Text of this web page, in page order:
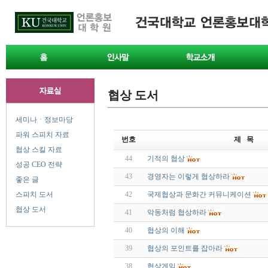
세미나ㆍ정보마당
파워 스피치 자료
협상 스킬 자료
성공 CEO 전략
좋은 글
스피치 도서
협상 도서
협상 도서
번호 제 목
44 기적의 협상
43 경영자는 이렇게 협상하라
42 국제협상과 문화간 커뮤니케이션
41 악동처럼 협상하라
40 협상의 이해
39 협상의 포인트를 잡아라